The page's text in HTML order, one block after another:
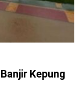
Kepung